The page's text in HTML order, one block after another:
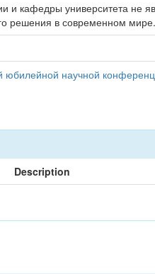
и кафедры университета не
решения в современном мире.
научной
Description